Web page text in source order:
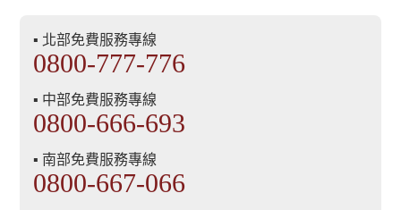
▪ 北部免費服務專線
0800-777-776
▪ 中部免費服務專線
0800-666-693
▪ 南部免費服務專線
0800-667-066